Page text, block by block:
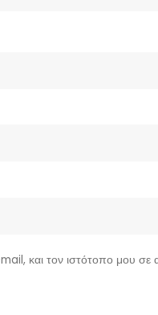
και τον ιστότοπο μου